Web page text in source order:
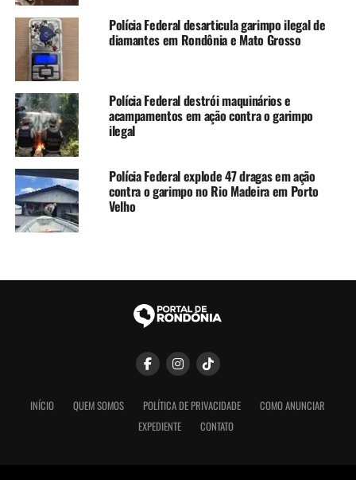
Polícia Federal desarticula garimpo ilegal de
diamantes em Rondônia e Mato Grosso
Polícia Federal destrói maquinários e
acampamentos em ação contra o garimpo
ilegal
Polícia Federal explode 47 dragas em ação
contra o garimpo no Rio Madeira em Porto
Velho
INÍCIO QUEM SOMOS POLÍTICA DE PRIVACIDADE
COMO ANUNCIAR
EXPEDIENTE
CONTATO